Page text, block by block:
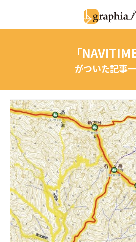
ジ
レビュー
イベントレポート
ジオ用語解説
月刊グラフィア
コラム
インタビュー
「NAVITIME
がついた記事